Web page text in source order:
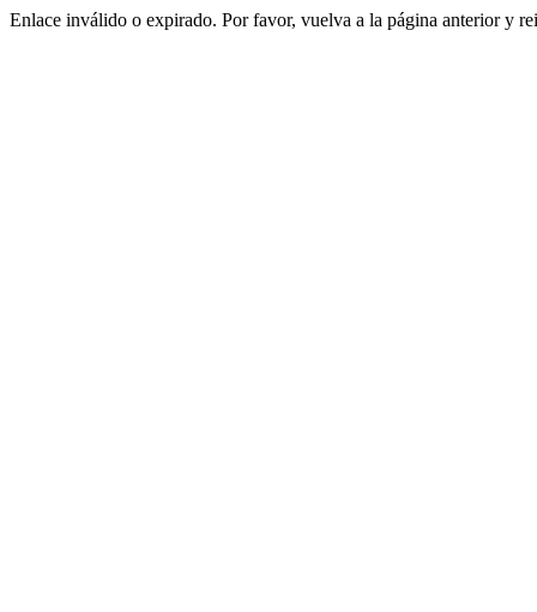
Enlace inválido o expirado. Por favor, vuelva a la página anterior y